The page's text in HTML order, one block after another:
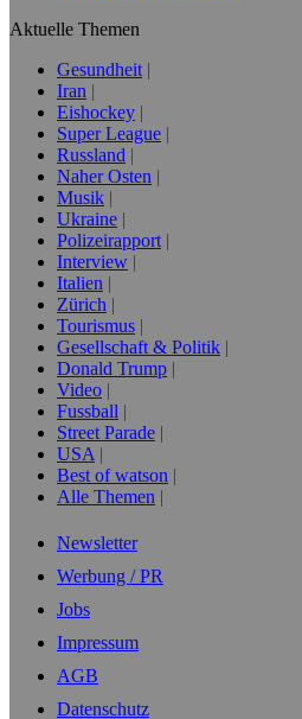
Aktuelle Themen
Gesundheit
Iran
Eishockey
Super League
Russland
Naher Osten
Musik
Ukraine
Polizeirapport
Interview
Italien
Zürich
Tourismus
Gesellschaft & Politik
Donald Trump
Video
Fussball
Street Parade
USA
Best of watson
Alle Themen
Newsletter
Werbung / PR
Jobs
Impressum
AGB
Datenschutz